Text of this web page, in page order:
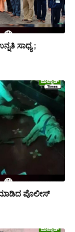
ಸಾಧ್ಯ ;
ಮಾಡಿದ ಪೊಲೀಸ್